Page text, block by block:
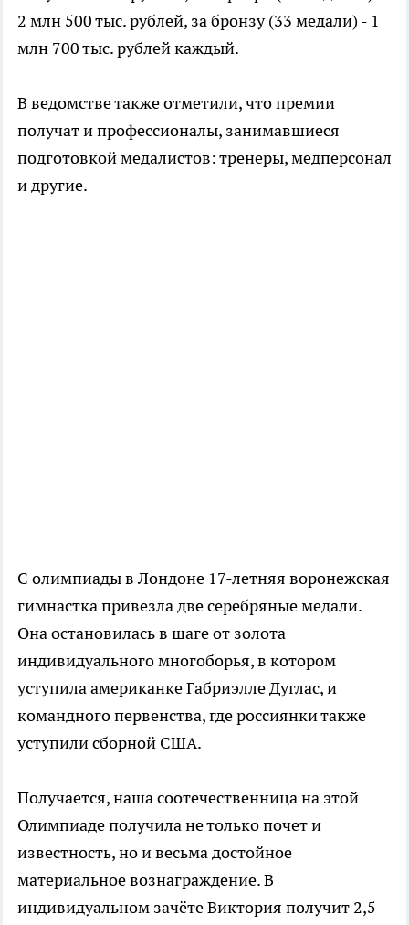
2 млн 500 тыс. рублей, за бронзу (33 медали) - 1
млн 700 тыс. рублей каждый.
В ведомстве также отметили, что премии
получат и профессионалы, занимавшиеся
подготовкой медалистов: тренеры, медперсонал
и другие.
С олимпиады в Лондоне 17-летняя воронежская
гимнастка привезла две серебряные медали.
Она остановилась в шаге от золота
индивидуального многоборья, в котором
уступила американке Габриэлле Дуглас, и
командного первенства, где россиянки также
уступили сборной США.
Получается, наша соотечественница на этой
Олимпиаде получила не только почет и
известность, но и весьма достойное
материальное вознаграждение. В
индивидуальном зачёте Виктория получит 2,5